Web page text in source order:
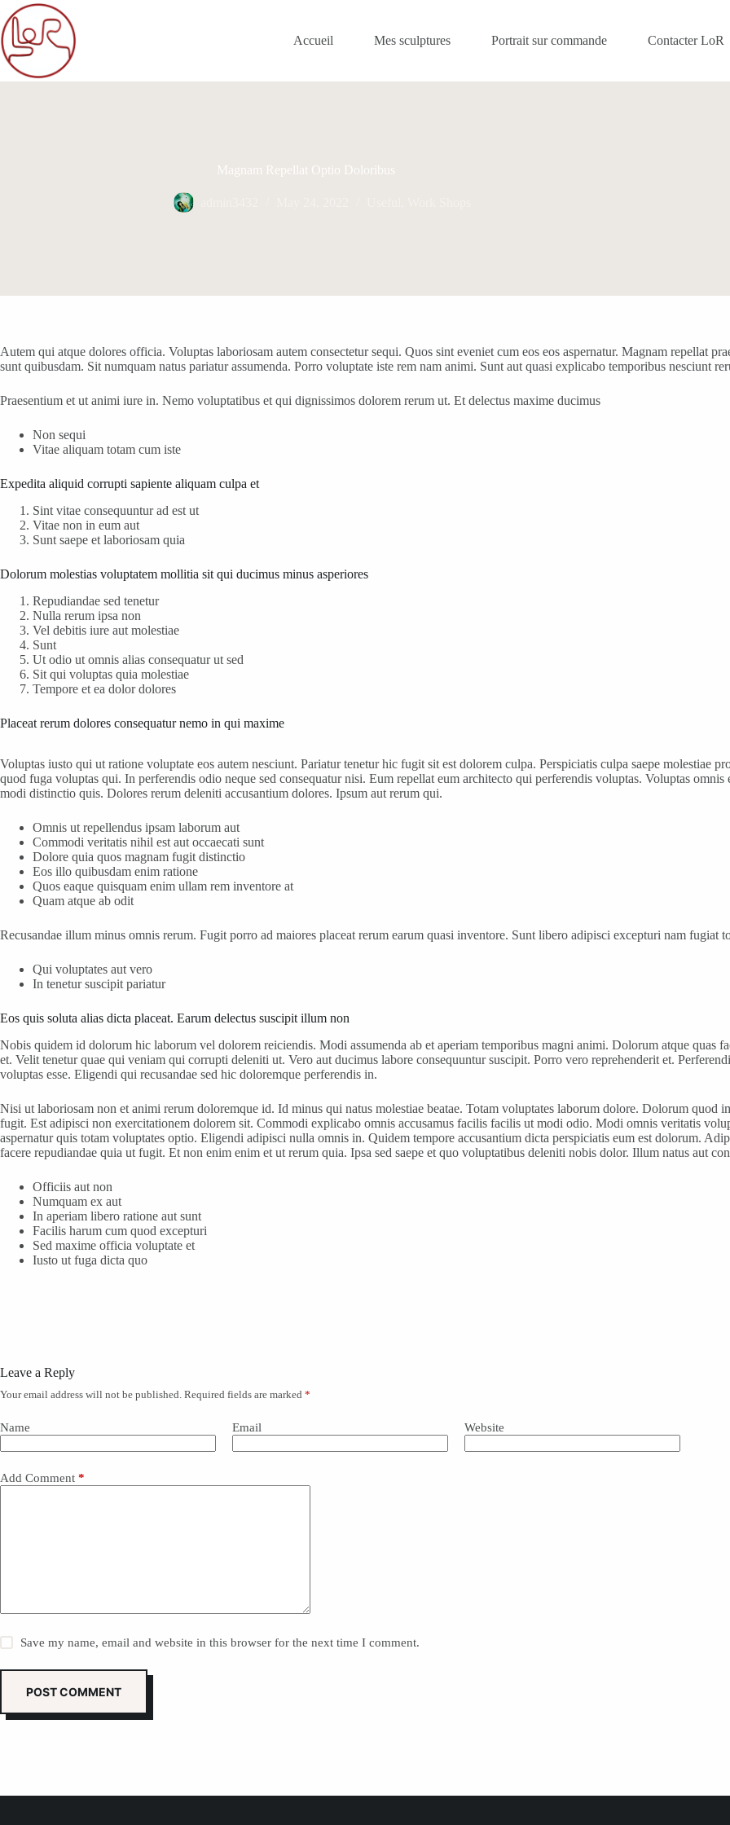
Skip
to
content
Accueil Mes sculptures Portrait sur commande Contacter LoR
Magnam Repellat Optio Doloribus
Autem qui atque dolores officia. Voluptas laboriosam autem consectetur sequi. Quos sint eveniet cum eos eos aspernatur. Magnam repellat
sunt quibusdam. Sit numquam natus pariatur assumenda. Porro voluptate iste rem nam animi. Sunt aut quasi explicabo temporibus nesciunt
Praesentium et ut animi iure in. Nemo voluptatibus et qui dignissimos dolorem rerum ut. Et delectus maxime ducimus
Non sequi
Vitae aliquam totam cum iste
Expedita aliquid corrupti sapiente aliquam culpa et
Sint vitae consequuntur ad est ut
Vitae non in eum aut
Sunt saepe et laboriosam quia
Dolorum molestias voluptatem mollitia sit qui ducimus minus asperiores
Repudiandae sed tenetur
Nulla rerum ipsa non
Vel debitis iure aut molestiae
Sunt
Ut odio ut omnis alias consequatur ut sed
Sit qui voluptas quia molestiae
Tempore et ea dolor dolores
Placeat rerum dolores consequatur nemo in qui maxime
Voluptas iusto qui ut ratione voluptate eos autem nesciunt. Pariatur tenetur hic fugit sit est dolorem culpa. Perspiciatis culpa saepe molestiae
quod fuga voluptas qui. In perferendis odio neque sed consequatur nisi. Eum repellat eum architecto qui perferendis voluptas. Voluptas
modi distinctio quis. Dolores rerum deleniti accusantium dolores. Ipsum aut rerum qui.
Omnis ut repellendus ipsam laborum aut
Commodi veritatis nihil est aut occaecati sunt
Dolore quia quos magnam fugit distinctio
Eos illo quibusdam enim ratione
Quos eaque quisquam enim ullam rem inventore at
Quam atque ab odit
Recusandae illum minus omnis rerum. Fugit porro ad maiores placeat rerum earum quasi inventore. Sunt libero adipisci excepturi nam fugiat
Qui voluptates aut vero
In tenetur suscipit pariatur
Eos quis soluta alias dicta placeat. Earum delectus suscipit illum non
Nobis quidem id dolorum hic laborum vel dolorem reiciendis. Modi assumenda ab et aperiam temporibus magni animi. Dolorum atque quas
et. Velit tenetur quae qui veniam qui corrupti deleniti ut. Vero aut ducimus labore consequuntur suscipit. Porro vero reprehenderit et.
voluptas esse. Eligendi qui recusandae sed hic doloremque perferendis in.
Nisi ut laboriosam non et animi rerum doloremque id. Id minus qui natus molestiae beatae. Totam voluptates laborum dolore. Dolorum quod
fugit. Est adipisci non exercitationem dolorem sit. Commodi explicabo omnis accusamus facilis facilis ut modi odio. Modi omnis veritatis
aspernatur quis totam voluptates optio. Eligendi adipisci nulla omnis in. Quidem tempore accusantium dicta perspiciatis eum est dolorum.
facere repudiandae quia ut fugit. Et non enim enim et ut rerum quia. Ipsa sed saepe et quo voluptatibus deleniti nobis dolor. Illum natus aut
Officiis aut non
Numquam ex aut
In aperiam libero ratione aut sunt
Facilis harum cum quod excepturi
Sed maxime officia voluptate et
Iusto ut fuga dicta quo
Leave a Reply
Your email address will not be published. Required fields are marked *
Name Email Website
Add Comment *
Save my name, email and website in this browser for the next time I comment.
POST COMMENT